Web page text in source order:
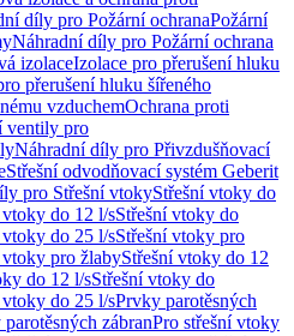
díly pro Požární ochranaPožární
Náhradní díly pro Požární ochrana
izolaceIzolace pro přerušení hluku
přerušení hluku šířeného
vzduchemOchrana proti
ventily pro
Náhradní díly pro Přivzdušňovací
Střešní odvodňovací systém Geberit
pro Střešní vtokyStřešní vtoky do
do 12 l/sStřešní vtoky do
do 25 l/sStřešní vtoky pro
pro žlabyStřešní vtoky do 12
do 12 l/sStřešní vtoky do
do 25 l/sPrvky parotěsných
zábranPro střešní vtoky